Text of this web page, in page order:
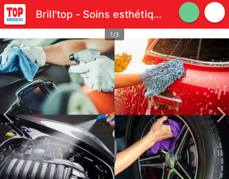
Brill'top - Soins esthétiques pour votre véhicule
1/3